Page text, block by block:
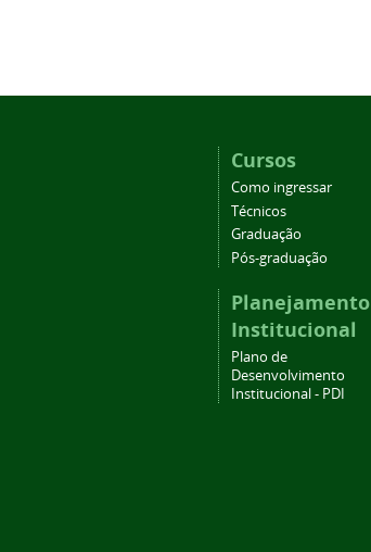
Cursos
Como ingressar
Técnicos
Graduação
Pós-graduação
Planejamento
Institucional
Plano de
Desenvolvimento
Institucional - PDI